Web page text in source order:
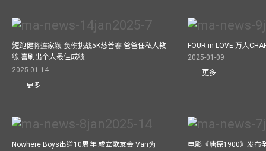
短跑健将连家颖 负伤挑战5K慈善赛 爸爸任私人教
练 喜刷出个人最佳成绩
2025-01-14
更多
FOUR in LOVE 万人
2025-01-09
更多
Nowhere Boys出道10周年 成立歌友会 Van为
电影《唐探1900》发布